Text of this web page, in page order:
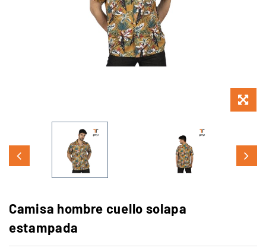
Camisa hombre cuello solapa
estampada